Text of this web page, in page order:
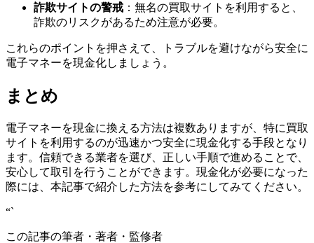
詐欺サイトの警戒 ：無名の買取サイトを利用すると、
詐欺のリスクがあるため注意が必要。
これらのポイントを押さえて、トラブルを避けながら安全に
電子マネーを現金化しましょう。
まとめ
電子マネーを現金に換える方法は複数ありますが、特に買取
サイトを利用するのが迅速かつ安全に現金化する手段となり
ます。信頼できる業者を選び、正しい手順で進めることで、
安心して取引を行うことができます。現金化が必要になった
際には、本記事で紹介した方法を参考にしてみてください。
“`
この記事の筆者・著者・監修者